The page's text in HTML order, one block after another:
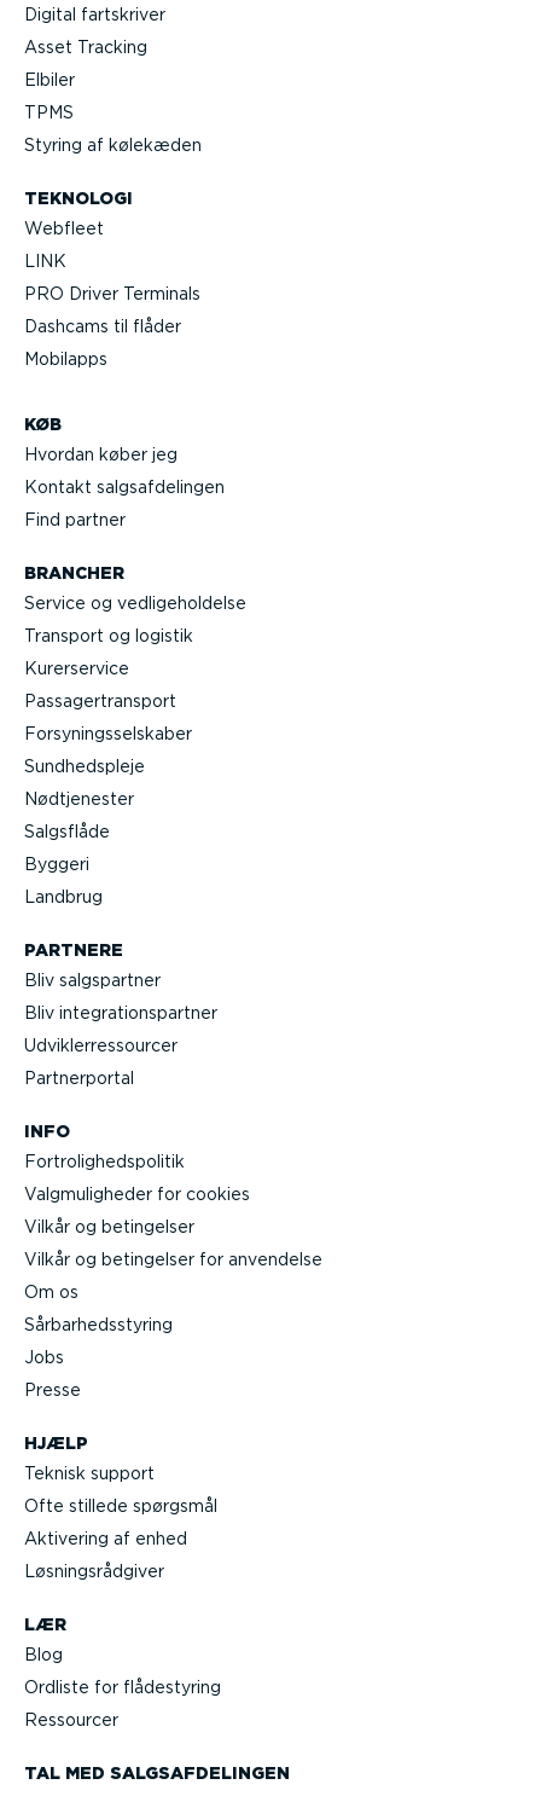
Digital fartskriver
Asset Tracking
Elbiler
TPMS
Styring af kølekæden
TEKNOLOGI
Webfleet
LINK
PRO Driver Terminals
Dashcams til flåder
Mobilapps
KØB
Hvordan køber jeg
Kontakt salgs­af­de­lingen
Find partner
BRANCHER
Service og vedli­ge­hol­delse
Transport og logistik
Kurer­service
Passa­ger­transport
Forsy­nings­sel­skaber
Sundheds­pleje
Nødtje­nester
Salgsflåde
Byggeri
Landbrug
TAL MED SALGS­AF­DE­LINGEN
HJÆLP
Teknisk support
Ofte stillede spørgsmål
Aktivering af enhed
Løsnings­rå­d­giver
LÆR
Blog
Ordliste for flådestyring
Ressourcer
PARTNERE
Bliv salgs­partner
Bliv integra­tions­partner
Udvik­lerre­s­sourcer
Partner­portal
INFO
Fortro­lig­heds­po­litik
Valgmu­lig­heder for cookies
Vilkår og betingelser
Vilkår og betingelser for anvendelse
Om os
Sårbar­heds­styring
Jobs
Presse